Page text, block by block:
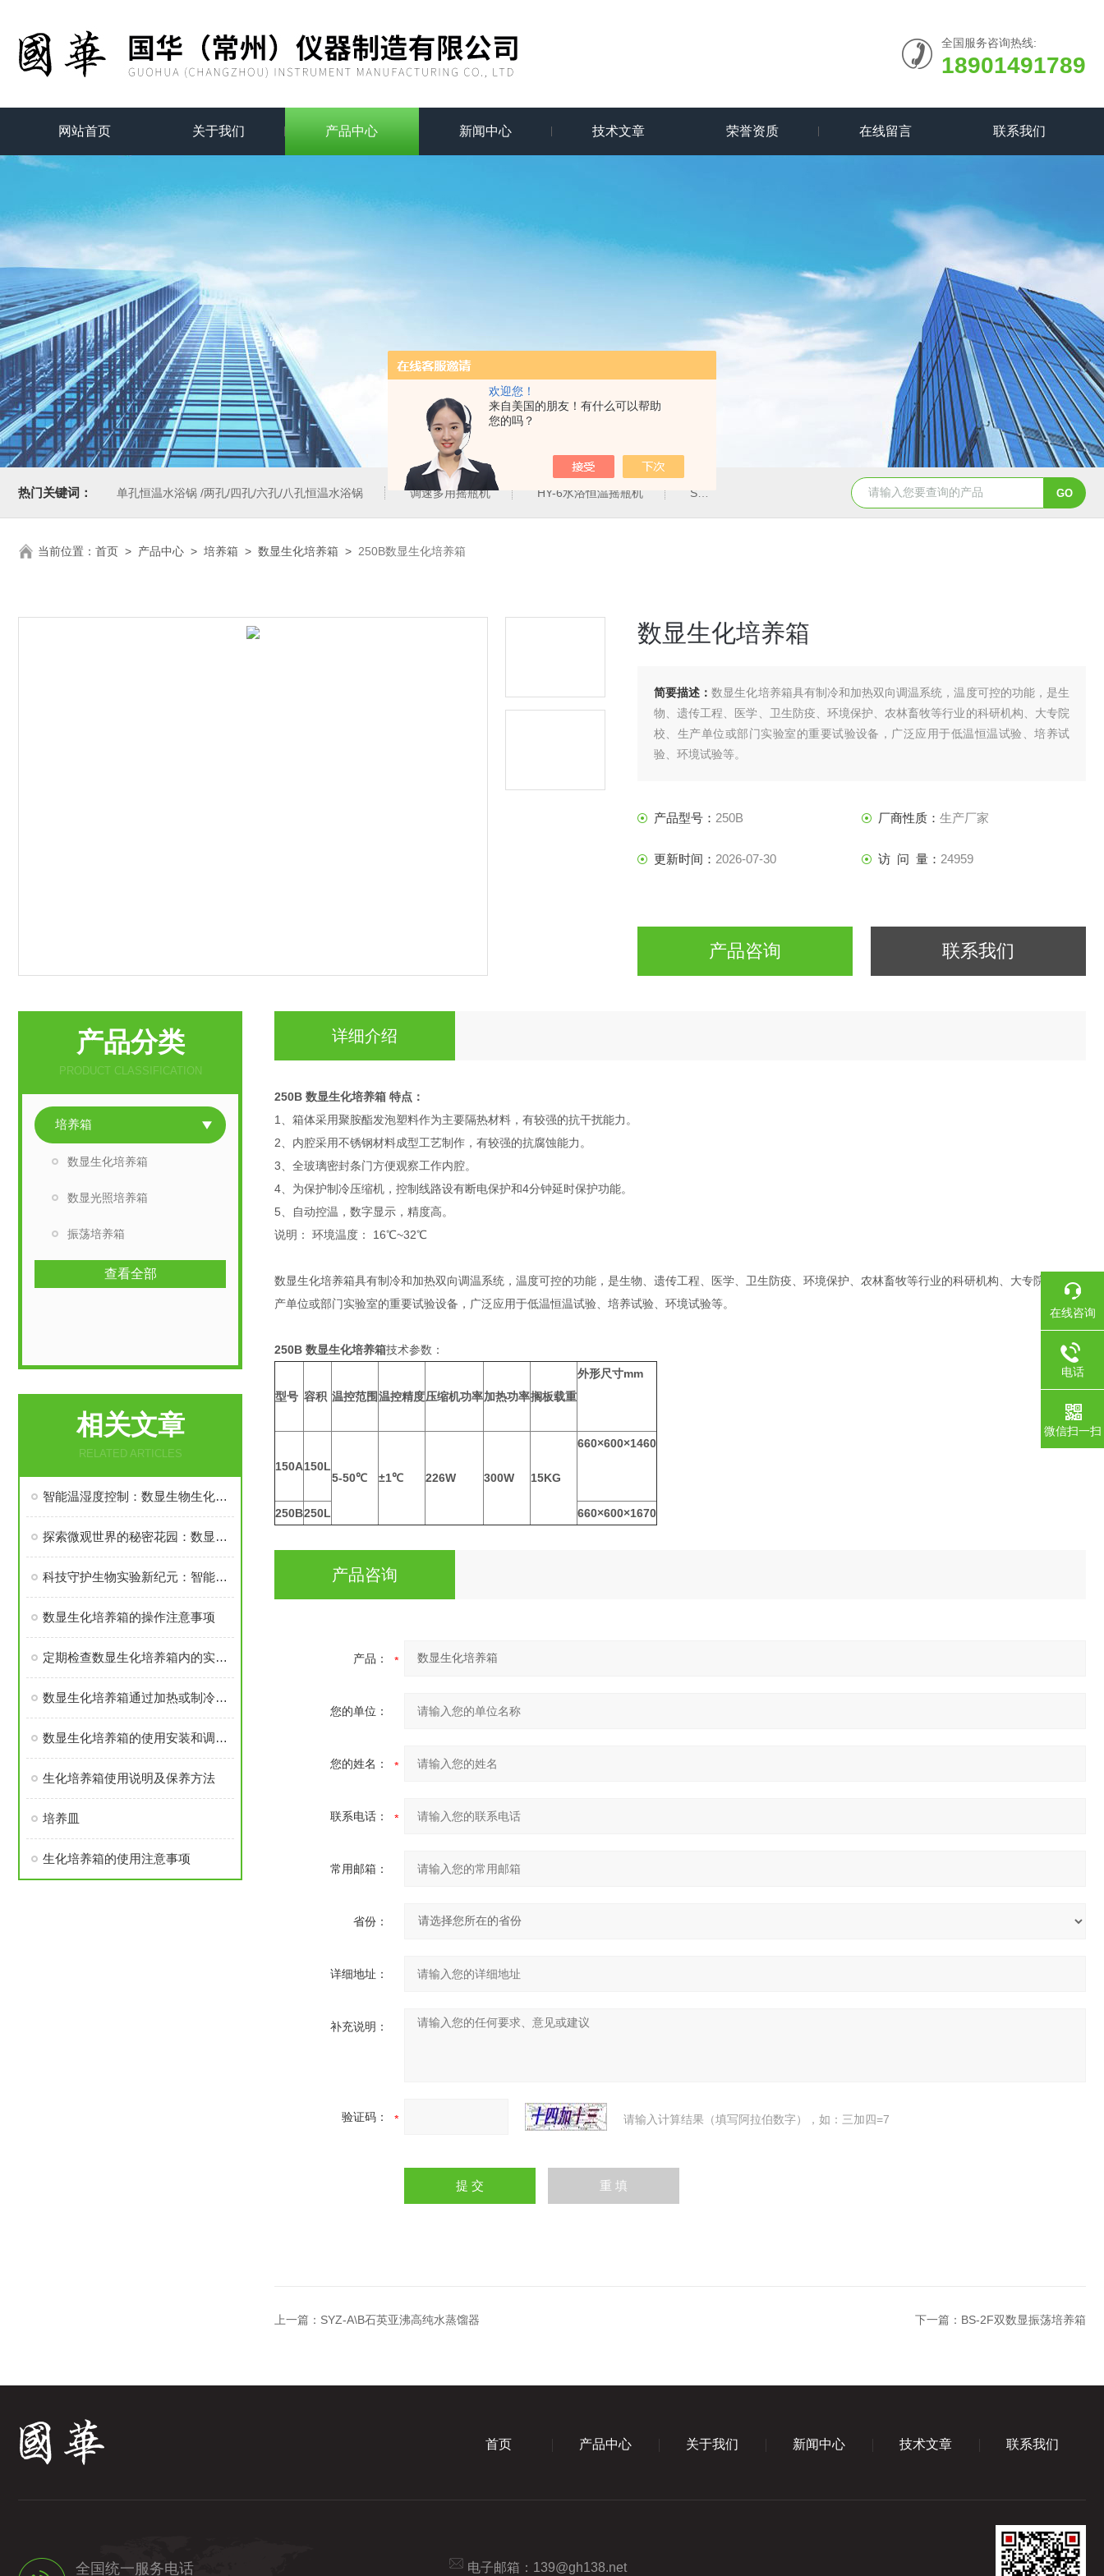
欢迎您！
来自美国的朋友！有什么可以帮助
您的吗？
全国服务咨询热线:
18901491789
网站首页 关于我们 产品中心 新闻中心 技术文章 荣誉资质 在线留言 联系我们
热门关键词： 单孔恒温水浴锅 /两孔/四孔/六孔/八孔恒温水浴锅 调速多用摇瓶机 HY-6水浴恒温摇瓶机 SHZ-82气浴恒温振荡器
当前位置： 首页 > 产品中心 > 培养箱 > 数显生化培养箱 > 250B数显生化培养箱
数显生化培养箱
简要描述：数显生化培养箱具有制冷和加热双向调温系统，温度可控的功能，是生
物、遗传工程、医学、卫生防疫、环境保护、农林畜牧等行业的科研机构、大专院
校、生产单位或部门实验室的重要试验设备，广泛应用于低温恒温试验、培养试
验、环境试验等。
产品型号： 250B 厂商性质： 生产厂家
更新时间： 2026-07-30 访 问 量： 24959
产品咨询 联系我们
产品分类
PRODUCT CLASSIFICATION
培养箱
数显生化培养箱
数显光照培养箱
振荡培养箱
查看全部
相关文章
RELATED ARTICLES
智能温湿度控制：数显生物生化培养箱的创新优势
探索微观世界的秘密花园：数显生化培养箱理想温室
科技守护生物实验新纪元：智能数显生化培养箱，准确调控，培育无忧
数显生化培养箱的操作注意事项
定期检查数显生化培养箱内的实际温度与设定值是否相符
数显生化培养箱通过加热或制冷系统以及湿度调节器来控制温度和湿度
数显生化培养箱的使用安装和调试方法
生化培养箱使用说明及保养方法
培养皿
生化培养箱的使用注意事项
详细介绍
250B 数显生化培养箱 特点：
1、箱体采用聚胺酯发泡塑料作为主要隔热材料，有较强的抗干扰能力。
2、内腔采用不锈钢材料成型工艺制作，有较强的抗腐蚀能力。
3、全玻璃密封条门方便观察工作内腔。
4、为保护制冷压缩机，控制线路设有断电保护和4分钟延时保护功能。
5、自动控温，数字显示，精度高。
说明： 环境温度： 16℃~32℃
数显生化培养箱具有制冷和加热双向调温系统，温度可控的功能，是生物、遗传工程、医学、卫生防疫、环境保护、农林畜牧等行业的科研机构、大专院校、生
产单位或部门实验室的重要试验设备，广泛应用于低温恒温试验、培养试验、环境试验等。
250B 数显生化培养箱技术参数：
型号 容积 温控范围温控精度压缩机功率加热功率搁板载重
外形尺寸mm
150A150L
5-50℃
±1℃ 226W 300W 15KG
660×600×1460
250B250L 660×600×1670
产品咨询
产品：
您的单位：
您的姓名：
联系电话：
常用邮箱：
省份：
详细地址：
补充说明：
验证码： 请输入计算结果（填写阿拉伯数字），如：三加四=7
上一篇： SYZ-A\B石英亚沸高纯水蒸馏器 下一篇： BS-2F双数显振荡培养箱
首页 产品中心 关于我们 新闻中心 技术文章 联系我们
全国统一服务电话 电子邮箱： 139@gh138.net
在线咨询
电话
微信扫一扫